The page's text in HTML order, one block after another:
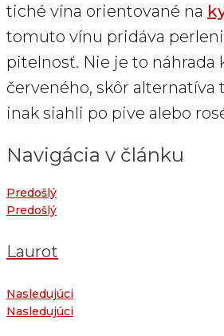
tiché vína orientované na
tomuto vínu pridáva
pitelnosť. Nie je to náhrada
červeného, skôr alternatíva
inak siahli po pive alebo
Navigácia v článku
Predošlý
Predošlý
Laurot
Nasledujúci
Nasledujúci